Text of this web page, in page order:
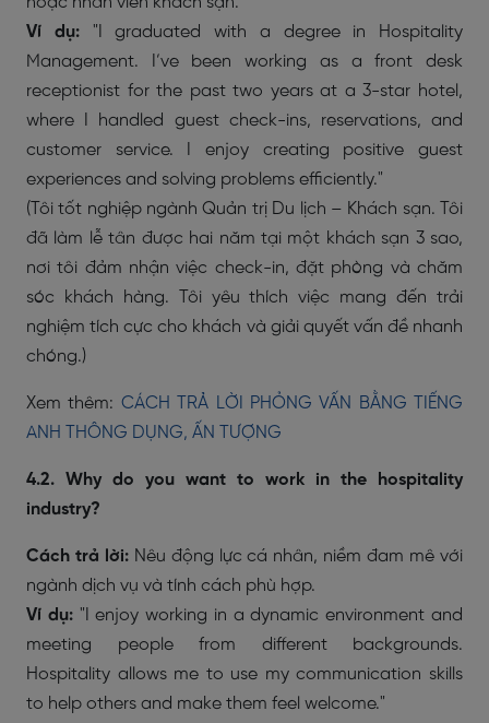
Ví dụ: "I graduated with a degree in Hospitality
Management. I’ve been working as a front desk
receptionist for the past two years at a 3-star hotel,
where I handled guest check-ins, reservations, and
customer service. I enjoy creating positive guest
experiences and solving problems efficiently."
(Tôi tốt nghiệp ngành Quản trị Du lịch – Khách sạn. Tôi
đã làm lễ tân được hai năm tại một khách sạn 3 sao,
nơi tôi đảm nhận việc check-in, đặt phòng và chăm
sóc khách hàng. Tôi yêu thích việc mang đến trải
nghiệm tích cực cho khách và giải quyết vấn đề nhanh
chóng.)
Xem thêm: CÁCH TRẢ LỜI PHỎNG VẤN BẰNG TIẾNG
ANH THÔNG DỤNG, ẤN TƯỢNG
4.2. Why do you want to work in the hospitality
industry?
Cách trả lời:Nêu động lực cá nhân, niềm đam mê với
ngành dịch vụ và tính cách phù hợp.
Ví dụ:"I enjoy working in a dynamic environment and
meeting people from different backgrounds.
Hospitality allows me to use my communication skills
to help others and make them feel welcome."